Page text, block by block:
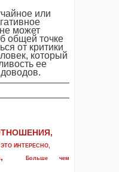
или
может
общей точке
от критики
который
ее
ЭТО ИНТЕРЕСНО,
Больше чем